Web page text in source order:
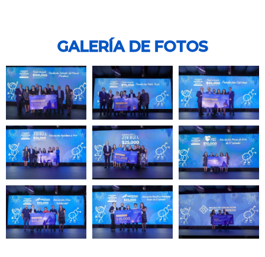
GALERÍA DE FOTOS